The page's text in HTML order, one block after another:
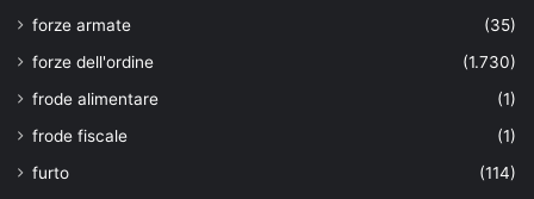
forze armate
(35)
forze dell'ordine
(1.730)
frode alimentare
(1)
frode fiscale
(1)
furto
(114)